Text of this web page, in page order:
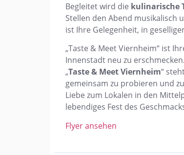
Begleitet wird die kulinarische
Stellen den Abend musikalisch
ist Ihre Gelegenheit, in
„Taste & Meet Viernheim“ ist
Innenstadt neu zu
„Taste & Meet Viernheim“
gemeinsam zu probieren und
Liebe zum Lokalen in den
lebendiges Fest des
Flyer ansehen